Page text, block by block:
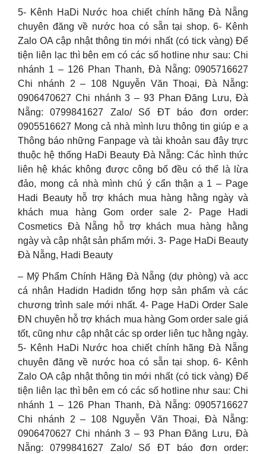
5- Kênh HaDi Nước hoa chiết chính hãng Đà Nẵng
chuyên đăng về nước hoa có sẵn tại shop. 6- Kênh
Zalo OA cập nhật thông tin mới nhất (có tick vàng) Để
tiện liên lạc thì bên em có các số hotline như sau: Chi
nhánh 1 – 126 Phan Thanh, Đà Nẵng: 0905716627
Chi nhánh 2 – 108 Nguyễn Văn Thoại, Đà Nẵng:
0906470627 Chi nhánh 3 – 93 Phan Đăng Lưu, Đà
Nẵng: 0799841627 Zalo/ Số ĐT báo đơn order:
0905516627 Mong cả nhà mình lưu thông tin giúp e ạ
Thông báo những Fanpage và tài khoản sau đây trực
thuộc hệ thống HaDi Beauty Đà Nẵng: Các hình thức
liên hệ khác không được công bố đều có thể là lừa
đảo, mong cả nhà mình chú ý cẩn thận ạ 1 – Page
Hadi Beauty hỗ trợ khách mua hàng hằng ngày và
khách mua hàng Gom order sale 2- Page Hadi
Cosmetics Đà Nẵng hỗ trợ khách mua hàng hằng
ngày và cập nhật sản phẩm mới. 3- Page HaDi Beauty
Đà Nẵng, Hadi Beauty
– Mỹ Phẩm Chính Hãng Đà Nẵng (dự phòng) và acc
cá nhân Hadidn Hadidn tổng hợp sản phẩm và các
chương trình sale mới nhất. 4- Page HaDi Order Sale
ĐN chuyên hỗ trợ khách mua hàng Gom order sale giá
tốt, cũng như cập nhật các sp order liên tục hằng ngày.
5- Kênh HaDi Nước hoa chiết chính hãng Đà Nẵng
chuyên đăng về nước hoa có sẵn tại shop. 6- Kênh
Zalo OA cập nhật thông tin mới nhất (có tick vàng) Để
tiện liên lạc thì bên em có các số hotline như sau: Chi
nhánh 1 – 126 Phan Thanh, Đà Nẵng: 0905716627
Chi nhánh 2 – 108 Nguyễn Văn Thoại, Đà Nẵng:
0906470627 Chi nhánh 3 – 93 Phan Đăng Lưu, Đà
Nẵng: 0799841627 Zalo/ Số ĐT báo đơn order: